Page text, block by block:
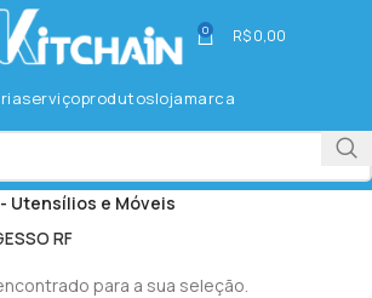
0 R$0,00
serviçoprodutoslojamarca
Utensílios e Móveis
RF
para a sua seleção.